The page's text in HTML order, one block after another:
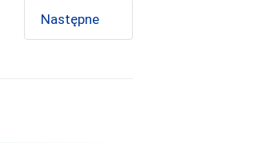
Następne